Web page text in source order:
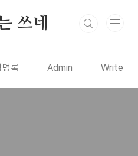
쓰네
명록 Admin Write